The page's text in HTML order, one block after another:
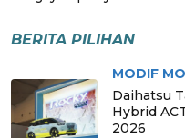
BERITA PILIHAN
MODIF
Daihatsu
Hybrid
2026